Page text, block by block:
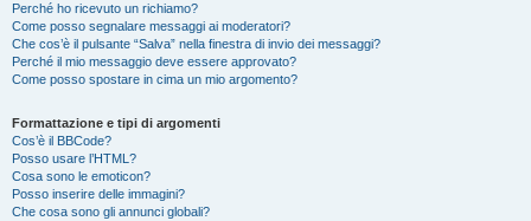
Perché ho ricevuto un richiamo?
Come posso segnalare messaggi ai moderatori?
Che cos’è il pulsante “Salva” nella finestra di invio dei messaggi?
Perché il mio messaggio deve essere approvato?
Come posso spostare in cima un mio argomento?
Formattazione e tipi di argomenti
Cos’è il BBCode?
Posso usare l’HTML?
Cosa sono le emoticon?
Posso inserire delle immagini?
Che cosa sono gli annunci globali?